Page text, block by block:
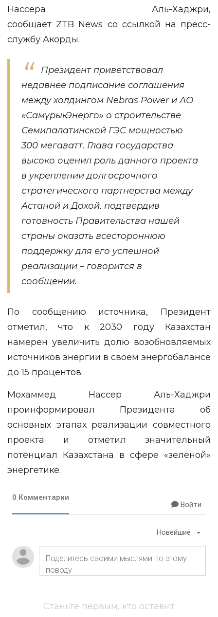
Нассера Аль-Хаджри,
сообщает ZTB News со ссылкой на пресс-
службу Акорды.
Президент приветствовал
недавнее подписание соглашения
между холдингом Nebras Power и АО
«Самұрық-Энерго» о строительстве
Семипалатинской ГЭС мощностью
300 мегаватт. Глава государства
высоко оценил роль данного проекта
в укреплении долгосрочного
стратегического партнерства между
Астаной и Дохой, подтвердив
готовность Правительства нашей
страны оказать всестороннюю
поддержку для его успешной
реализации – говорится в
сообщении.
По сообщению источника, Президент
отметил, что к 2030 году Казахстан
намерен увеличить долю возобновляемых
источников энергии в своем энергобалансе
до 15 процентов.
Мохаммед Нассер Аль-Хаджри
проинформировал Президента об
основных этапах реализации совместного
проекта и отметил значительный
потенциал Казахстана в сфере «зеленой»
энергетике.
0 Комментарии
Войти
Новейшие
Станьте первым, кто оставит